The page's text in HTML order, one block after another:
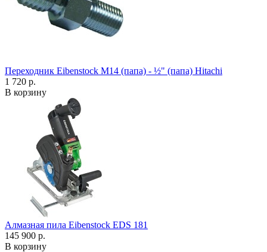
Переходник Eibenstock M14 (папа) - ½" (папа) Hitachi
1 720 р.
В корзину
Алмазная пила Eibenstock EDS 181
145 900 р.
В корзину